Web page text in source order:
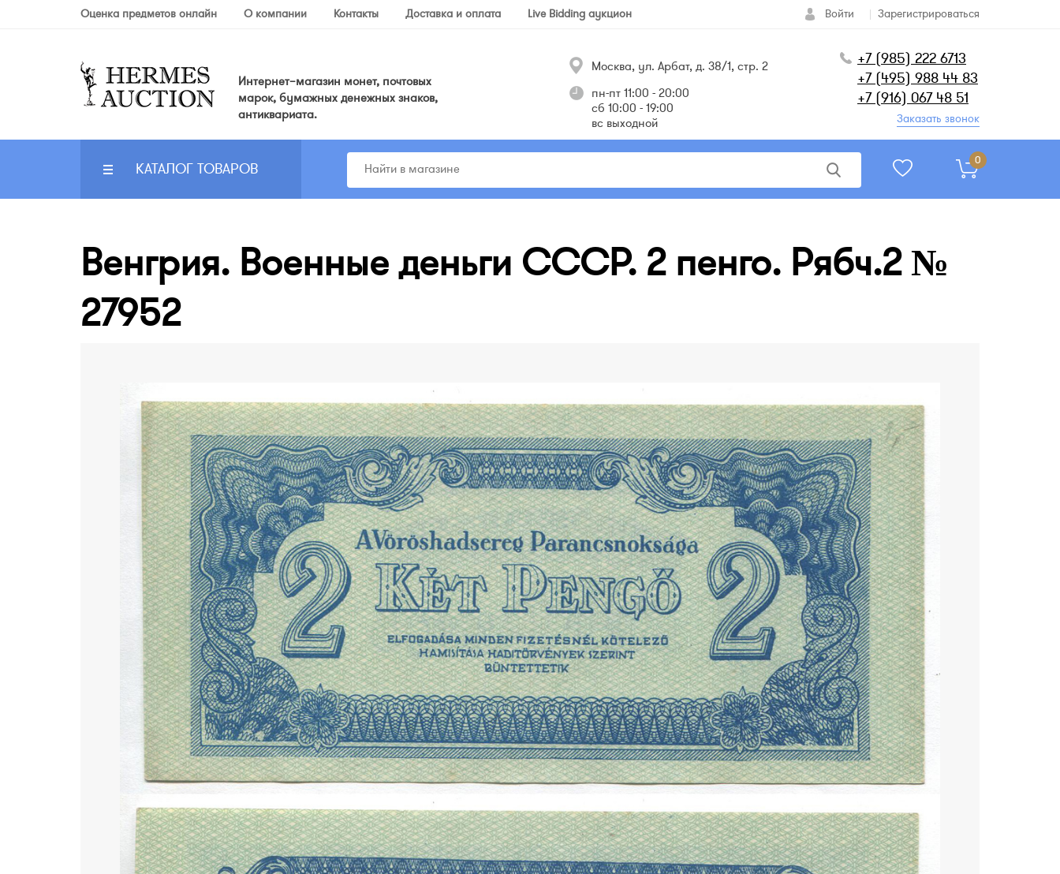
Оценка предметов онлайн О компании Контакты Доставка и оплата Live Bidding аукцион Зарегистрироваться
Войти
Интернет–магазин монет, почтовых
марок, бумажных денежных знаков,
антиквариата.
Москва, ул. Арбат, д. 38/1, стр. 2
пн-пт 11:00 - 20:00
сб 10:00 - 19:00
вс выходной
+7 (985) 222 6713
+7 (495) 988 44 83
+7 (916) 067 48 51
Заказать звонок
КАТАЛОГ ТОВАРОВ 0
Венгрия. Военные деньги СССР. 2 пенго. Рябч.2 №
27952